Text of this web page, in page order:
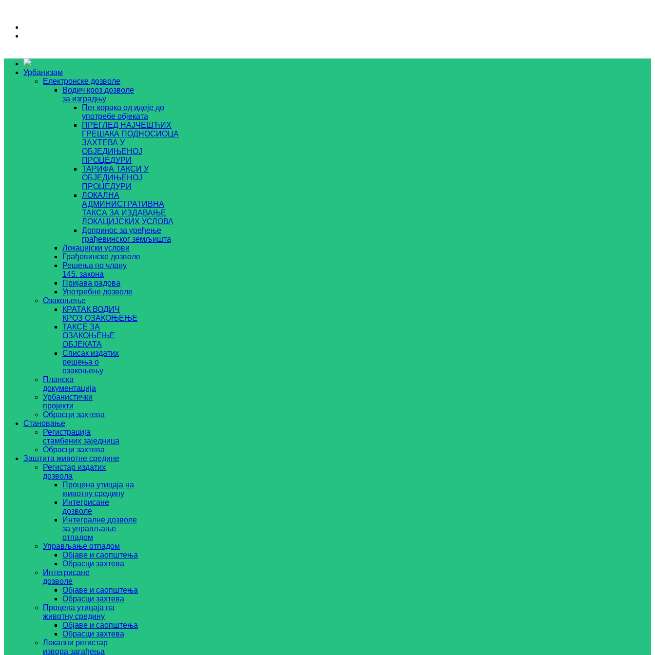
Урбанизам
Електронске дозволе
Водич кроз дозволе
за изградњу
Пет корака од идеје до
употребе објеката
ПРЕГЛЕД НАЈЧЕШЋИХ
ГРЕШАКА ПОДНОСИОЦА
ЗАХТЕВА У
ОБЈЕДИЊЕНОЈ
ПРОЦЕДУРИ
ТАРИФА ТАКСИ У
ОБЈЕДИЊЕНОЈ
ПРОЦЕДУРИ
ЛОКАЛНА
АДМИНИСТРАТИВНА
ТАКСА ЗА ИЗДАВАЊЕ
ЛОКАЦИЈСКИХ УСЛОВА
Допринос за уређење
грађевинског земљишта
Локацијски услови
Грађевинске дозволе
Решења по члану
145. закона
Пријава радова
Употребне дозволе
Озакоњење
КРАТАК ВОДИЧ
КРОЗ ОЗАКОЊЕЊЕ
ТАКСЕ ЗА
ОЗАКОЊЕЊЕ
ОБЈЕКАТА
Списак издатих
решења о
озакоњењу
Планска
документација
Урбанистички
пројекти
Обрасци захтева
Становање
Регистрација
стамбених заједница
Обрасци захтева
Заштита животне средине
Регистар издатих
дозвола
Процена утицаја на
животну средину
Интегрисане
дозволе
Интегралне дозволе
за управљање
отпадом
Управљање отпадом
Објаве и саопштења
Обрасци захтева
Интегрисане
дозволе
Објаве и саопштења
Обрасци захтева
Процена утицаја на
животну средину
Објаве и саопштења
Обрасци захтева
Локални регистар
извора загађења